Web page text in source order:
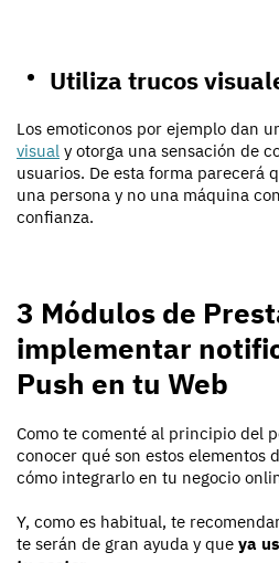
Utiliza trucos
Los emoticonos por ejemplo dan
visual y otorga una sensación de
usuarios. De esta forma parecerá
una persona y no una máquina
confianza.
3 Módulos de
implementar
Push en tu Web
Como te comenté al principio del
conocer qué son estos elementos
cómo integrarlo en tu negocio
Y, como es habitual, te
te serán de gran ayuda y que ya